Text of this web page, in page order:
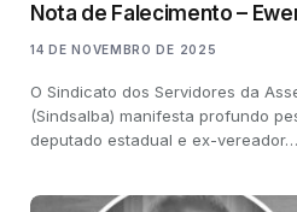
Nota de Falecimento –
14 DE NOVEMBRO DE 2025
O Sindicato dos Servidores da
(Sindsalba) manifesta profundo
deputado estadual e ex-vereador…